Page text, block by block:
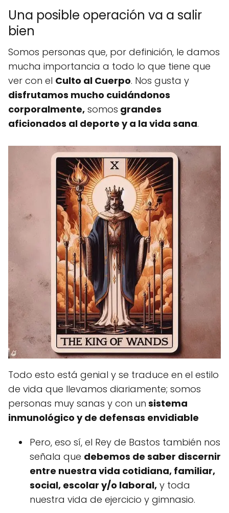
Una posible operación va a salir
bien
Somos personas que, por definición, le damos
mucha importancia a todo lo que tiene que
ver con el Culto al Cuerpo. Nos gusta y
disfrutamos mucho cuidándonos
corporalmente, somos grandes
aficionados al deporte y a la vida sana.
Todo esto está genial y se traduce en el estilo
de vida que llevamos diariamente; somos
personas muy sanas y con un sistema
inmunológico y de defensas envidiable
Pero, eso sí, el Rey de Bastos también nos
señala que debemos de saber discernir
entre nuestra vida cotidiana, familiar,
social, escolar y/o laboral, y toda
nuestra vida de ejercicio y gimnasio.